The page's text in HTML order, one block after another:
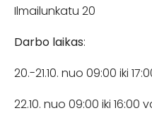
Ilmailunkatu 20
Darbo laikas:
20.-21.10. nuo 09:00 iki
22.10. nuo 09:00 iki 16:00